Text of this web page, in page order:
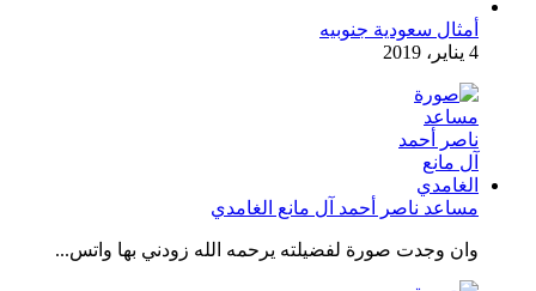
أمثال سعودية جنوبيه
4 يناير، 2019
مساعد ناصر أحمد آل مانع الغامدي
وان وجدت صورة لفضيلته يرحمه الله زودني بها واتس...